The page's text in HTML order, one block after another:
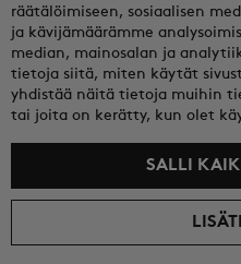
Bertel
FI-
Y-
© 2026
Hinnat
räätälöimiseen, sosiaalisen
ja kävijämäärämme
median, mainosalan ja
tietoja siitä, miten käytät
yhdistää näitä tietoja muihin
tai joita on kerätty, kun olet
SALLI